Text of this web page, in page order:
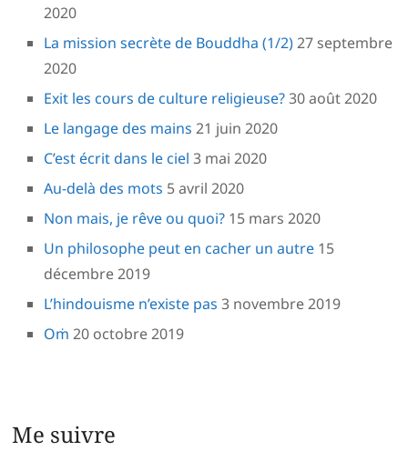
2020
La mission secrète de Bouddha (1/2)27 septembre
2020
Exit les cours de culture religieuse?30 août 2020
Le langage des mains 21 juin 2020
C’est écrit dans le ciel 3 mai 2020
Au-delà des mots 5 avril 2020
Non mais, je rêve ou quoi? 15 mars 2020
Un philosophe peut en cacher un autre 15
décembre 2019
L’hindouisme n’existe pas 3 novembre 2019
Oṁ 20 octobre 2019
Me suivre